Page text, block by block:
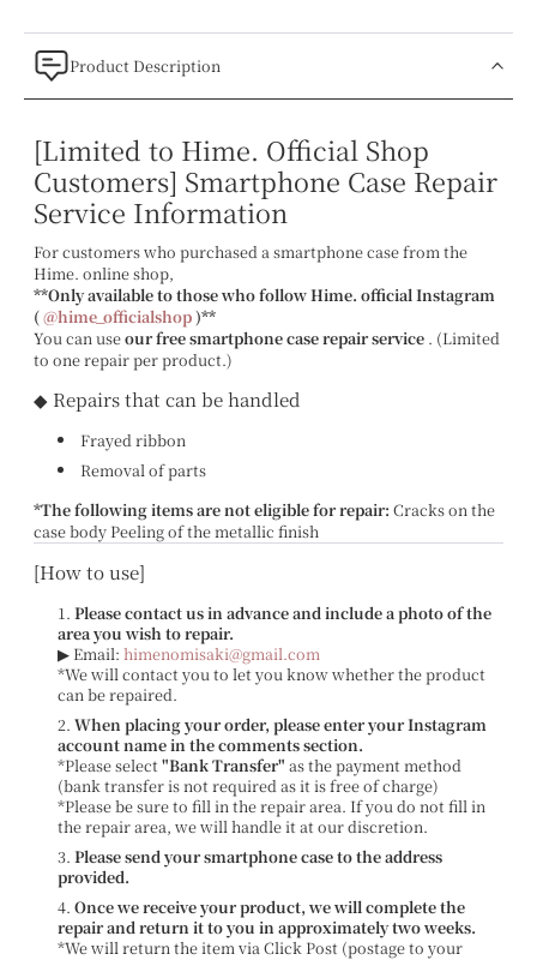
Product Description
[Limited to Hime. Official Shop
Customers] Smartphone Case Repair
Service Information
For customers who purchased a smartphone case from the
Hime. online shop,
**Only available to those who follow Hime. official Instagram
(@hime_officialshop)**
You can useour free smartphone case repair service . (Limited
to one repair per product.)
◆ Repairs that can be handled
Frayed ribbon
Removal of parts
*The following items are not eligible for repair: Cracks on the
case body Peeling of the metallic finish
[How to use]
Please contact us in advance and include a photo of the
area you wish to repair.
▶ Email: himenomisaki@gmail.com
*We will contact you to let you know whether the product
can be repaired.
When placing your order, please enter your Instagram
account name in the comments section.
*Please select"Bank Transfer" as the payment method
(bank transfer is not required as it is free of charge)
*Please be sure to fill in the repair area. If you do not fill in
the repair area, we will handle it at our discretion.
Please send your smartphone case to the address
provided.
Once we receive your product, we will complete the
repair and return it to you in approximately two weeks.
*We will return the item via Click Post (postage to your